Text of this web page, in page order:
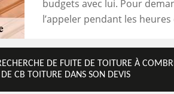
budgets avec lui. Pour
l’appeler pendant les
DE FUITE DE TOITURE À
CB TOITURE DANS SON DEVIS